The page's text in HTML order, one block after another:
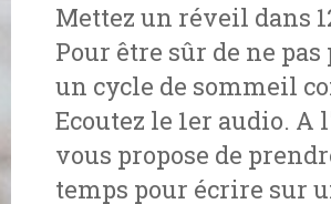
Mettez un réveil dans
Pour être sûr de ne
un cycle de sommeil
Ecoutez le 1er audio. A
vous propose de
temps pour écrire sur